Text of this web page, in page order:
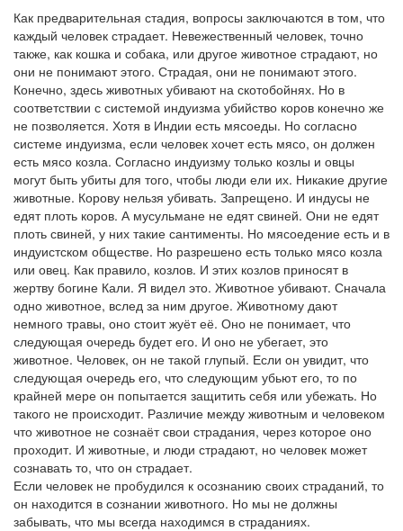
Как предварительная стадия, вопросы заключаются в том, что
каждый человек страдает. Невежественный человек, точно
также, как кошка и собака, или другое животное страдают, но
они не понимают этого. Страдая, они не понимают этого.
Конечно, здесь животных убивают на скотобойнях. Но в
соответствии с системой индуизма убийство коров конечно же
не позволяется. Хотя в Индии есть мясоеды. Но согласно
системе индуизма, если человек хочет есть мясо, он должен
есть мясо козла. Согласно индуизму только козлы и овцы
могут быть убиты для того, чтобы люди ели их. Никакие другие
животные. Корову нельзя убивать. Запрещено. И индусы не
едят плоть коров. А мусульмане не едят свиней. Они не едят
плоть свиней, у них такие сантименты. Но мясоедение есть и в
индуистском обществе. Но разрешено есть только мясо козла
или овец. Как правило, козлов. И этих козлов приносят в
жертву богине Кали. Я видел это. Животное убивают. Сначала
одно животное, вслед за ним другое. Животному дают
немного травы, оно стоит жуёт её. Оно не понимает, что
следующая очередь будет его. И оно не убегает, это
животное. Человек, он не такой глупый. Если он увидит, что
следующая очередь его, что следующим убьют его, то по
крайней мере он попытается защитить себя или убежать. Но
такого не происходит. Различие между животным и человеком
что животное не сознаёт свои страдания, через которое оно
проходит. И животные, и люди страдают, но человек может
сознавать то, что он страдает.
Если человек не пробудился к осознанию своих страданий, то
он находится в сознании животного. Но мы не должны
забывать, что мы всегда находимся в страданиях.